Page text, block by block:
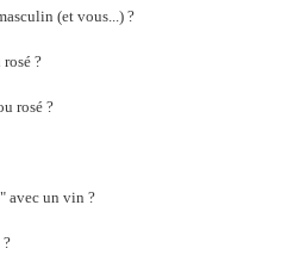
(et vous...) ?
?
rosé ?
avec un vin ?
?